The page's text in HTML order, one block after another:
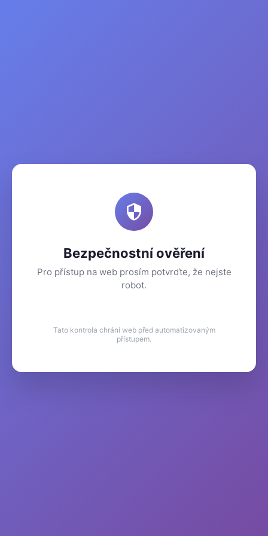
Bezpečnostní ověření
Pro přístup na web prosím potvrďte, že nejste
robot.
Tato kontrola chrání web před automatizovaným
přístupem.